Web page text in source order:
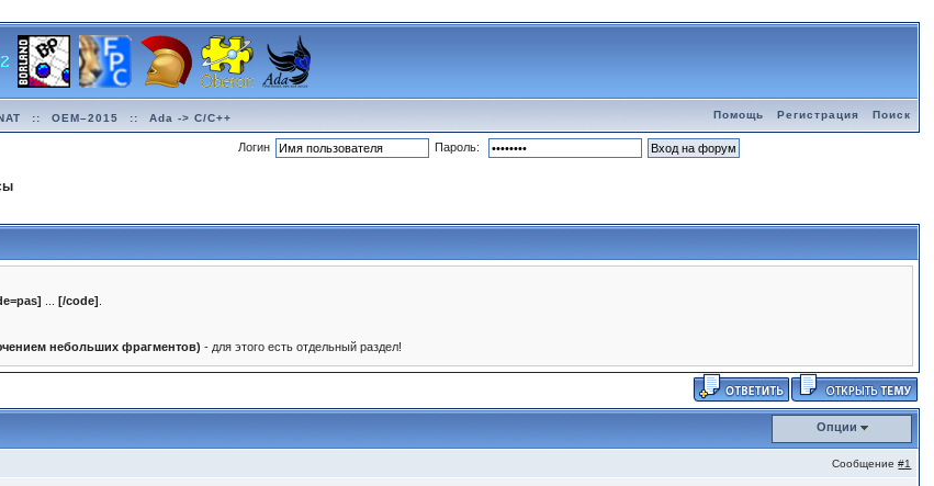
:: OEM–2015 :: Ada -> C/C++ Помощь Регистрация Поиск
Логин Пароль:
...[/code]
небольших фрагментов) - для этого есть отдельный раздел!
Опции
Сообщение#1